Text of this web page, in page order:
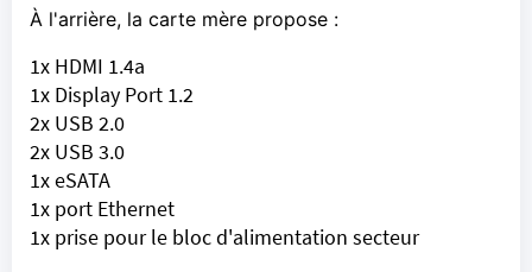
À l'arrière, la carte mère propose :
1x HDMI 1.4a
1x Display Port 1.2
2x USB 2.0
2x USB 3.0
1x eSATA
1x port Ethernet
1x prise pour le bloc d'alimentation secteur